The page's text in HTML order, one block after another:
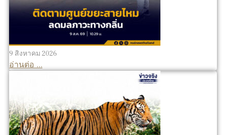
9 สิงหาคม 2026
อ่านต่อ ...